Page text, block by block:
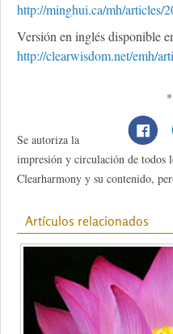
http://minghui.ca/mh/articles/
Versión en inglés disponible
http://clearwisdom.net/emh/
Se autoriza la
impresión y circulación de todos
Clearharmony y su contenido,
Artículos relacionados